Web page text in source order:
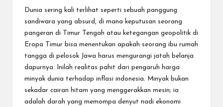
Dunia sering kali terlihat seperti sebuah panggung
sandiwara yang absurd, di mana keputusan seorang
pangeran di Timur Tengah atau ketegangan geopolitik di
Eropa Timur bisa menentukan apakah seorang ibu rumah
tangga di pelosok Jawa harus mengurangi jatah belanja
dapurnya. Inilah realitas pahit dari pengaruh harga
minyak dunia terhadap inflasi indonesia. Minyak bukan
sekadar cairan hitam yang menggerakkan mesin; ia
adalah darah yang memompa denyut nadi ekonomi